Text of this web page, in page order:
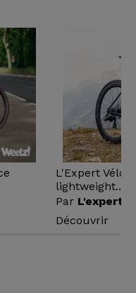
L'Expert Vélo
lightweight...
Par L'expert
Découvrir